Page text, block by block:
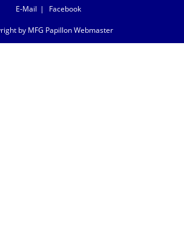
E-Mail Facebook
by MFG Papillon Webmaster